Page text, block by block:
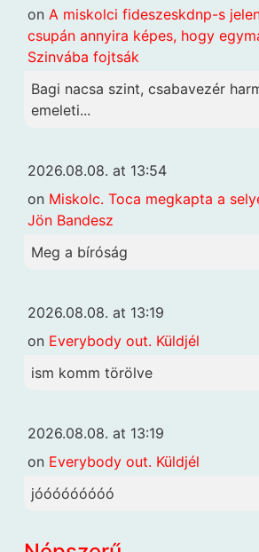
on A miskolci fideszeskdnp-s
csupán annyira képes, hogy
Szinvába fojtsák
Bagi nacsa szint, csabavezér
emeleti...
2026.08.08. at 13:54
on Miskolc. Toca megkapta a
Jön Bandesz
Meg a bíróság
2026.08.08. at 13:19
on Everybody out. Küldjél
ism komm törölve
2026.08.08. at 13:19
on Everybody out. Küldjél
jóóóóóóóóó